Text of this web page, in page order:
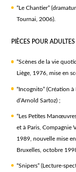
“Le Chantier”
Tournai, 2006).
PIÈCES POUR ADULTES
“Scènes de la vie
Liège, 1976, mise en
“Incognito” (Création
d’Arnold Sartoz) ;
“Les Petites
et à Paris, Compagnie
1989, nouvelle mise
Bruxelles, octobre
“Snipers” (Lecture-